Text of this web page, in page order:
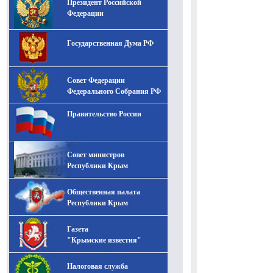
-- Лучшее, что можно сделать с хорошим советом, это
пропустить его мимо ушей. Он никогда не бывает
полезен никому, кроме того, кто его дал.
-- Люблю давать советы и очень не люблю, когда их
дают мне.
Президент Российской
Федерации
Государственная Дума РФ
Совет Федерации
Федерального Собрания РФ
Правительство России
Совет министров
Республики Крым
Общественная палата
Республики Крым
Газета
"Крымские известия"
Налоговая служба